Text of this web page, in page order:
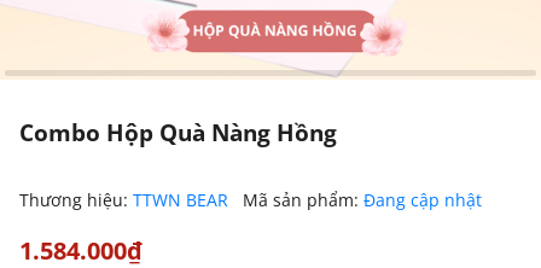
Combo Hộp Quà Nàng Hồng
Thương hiệu: TTWN BEAR Mã sản phẩm: Đang cập nhật
1.584.000₫